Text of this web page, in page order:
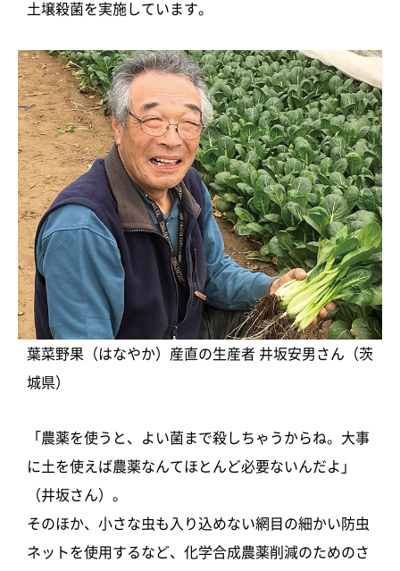
土壌殺菌を実施しています。
葉菜野果（はなやか）産直の生産者 井坂安男さん（茨
城県）
「農薬を使うと、よい菌まで殺しちゃうからね。大事
に土を使えば農薬なんてほとんど必要ないんだよ」
（井坂さん）。
そのほか、小さな虫も入り込めない網目の細かい防虫
ネットを使用するなど、 化学合成農薬削減のためのさ